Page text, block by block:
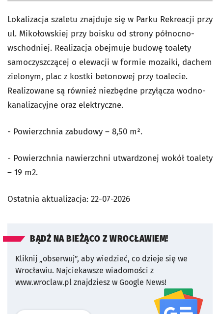
Lokalizacja szaletu znajduje się w Parku Rekreacji przy
ul. Mikołowskiej przy boisku od strony północno-
wschodniej. Realizacja obejmuje budowę toalety
samoczyszczącej o elewacji w formie mozaiki, dachem
zielonym, plac z kostki betonowej przy toalecie.
Realizowane są również niezbędne przyłącza wodno-
kanalizacyjne oraz elektryczne.
- Powierzchnia zabudowy – 8,50 m².
- Powierzchnia nawierzchni utwardzonej wokół toalety
– 19 m2.
Ostatnia aktualizacja: 22-07-2026
BĄDŹ NA BIEŻĄCO Z WROCŁAWIEM!
Kliknij „obserwuj”, aby wiedzieć, co dzieje się we
Wrocławiu. Najciekawsze wiadomości z
www.wroclaw.pl znajdziesz w Google News!